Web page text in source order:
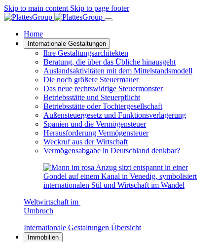
Skip to main content Skip to page footer
Home
Internationale Gestaltungen
Ihre Gestaltungsarchitekten
Beratung, die über das Übliche hinausgeht
Auslandsaktivitäten mit dem Mittelstandsmodell
Die noch größere Steuermauer
Das neue rechtswidrige Steuermonster
Betriebsstätte und Steuerpflicht
Betriebsstätte oder Tochtergesellschaft
Außensteuergesetz und Funktionsverlagerung
Spanien und die Vermögensteuer
Herausforderung Vermögensteuer
Weckruf aus der Wirtschaft
Vermögensabgabe in Deutschland denkbar?
Weltwirtschaft im
Umbruch
Internationale Gestaltungen Übersicht
Immobilien